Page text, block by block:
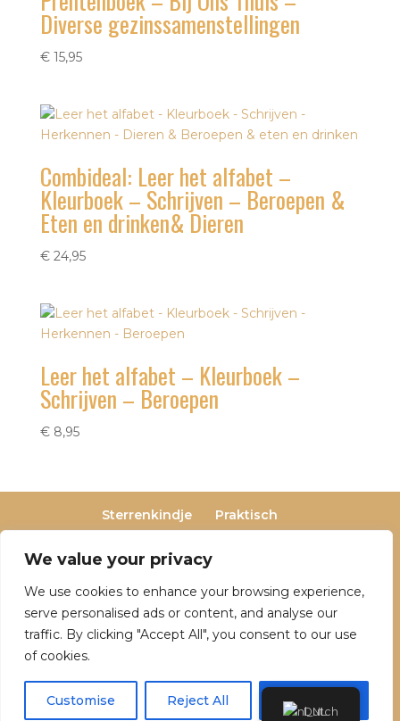
We value your privacy
We use cookies to enhance your browsing experience,
serve personalised ads or content, and analyse our
traffic. By clicking "Accept All", you consent to our use
of cookies.
Customise Reject All Accept All
Diverse gezinssamenstellingen
€15,95
Combideal: Leer het alfabet –
Kleurboek – Schrijven – Beroepen &
Eten en drinken& Dieren
€24,95
Leer het alfabet – Kleurboek –
Schrijven – Beroepen
€8,95
Sterrenkindje
Praktisch
Privacy- en cookieverklaring
Terugbetaal- en retourneringsbeleid
Over Dutch Dreamers
voorbehouden | KvK-nummer: 90797191 | Btw-
nummer: NL004842323B05
Dutch